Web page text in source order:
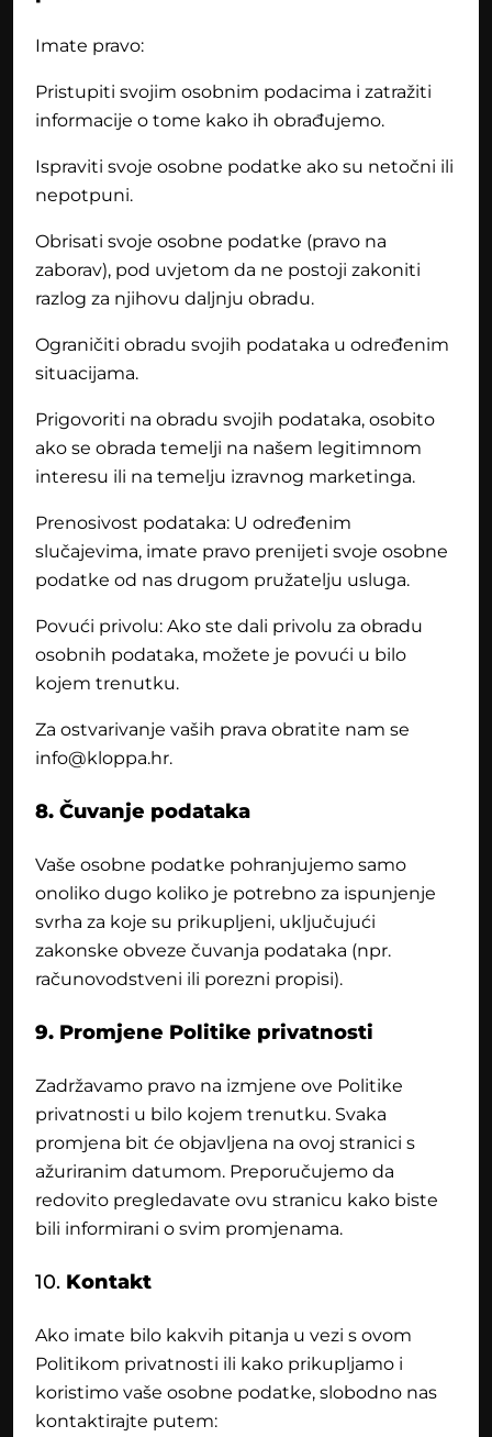
Imate pravo:
Pristupiti svojim osobnim podacima i zatražiti
informacije o tome kako ih obrađujemo.
Ispraviti svoje osobne podatke ako su netočni ili
nepotpuni.
Obrisati svoje osobne podatke (pravo na
zaborav), pod uvjetom da ne postoji zakoniti
razlog za njihovu daljnju obradu.
Ograničiti obradu svojih podataka u određenim
situacijama.
Prigovoriti na obradu svojih podataka, osobito
ako se obrada temelji na našem legitimnom
interesu ili na temelju izravnog marketinga.
Prenosivost podataka: U određenim
slučajevima, imate pravo prenijeti svoje osobne
podatke od nas drugom pružatelju usluga.
Povući privolu: Ako ste dali privolu za obradu
osobnih podataka, možete je povući u bilo
kojem trenutku.
Za ostvarivanje vaših prava obratite nam se
info@kloppa.hr.
8. Čuvanje podataka
Vaše osobne podatke pohranjujemo samo
onoliko dugo koliko je potrebno za ispunjenje
svrha za koje su prikupljeni, uključujući
zakonske obveze čuvanja podataka (npr.
računovodstveni ili porezni propisi).
9. Promjene Politike privatnosti
Zadržavamo pravo na izmjene ove Politike
privatnosti u bilo kojem trenutku. Svaka
promjena bit će objavljena na ovoj stranici s
ažuriranim datumom. Preporučujemo da
redovito pregledavate ovu stranicu kako biste
bili informirani o svim promjenama.
10. Kontakt
Ako imate bilo kakvih pitanja u vezi s ovom
Politikom privatnosti ili kako prikupljamo i
koristimo vaše osobne podatke, slobodno nas
kontaktirajte putem: